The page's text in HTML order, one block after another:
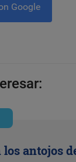
Google
los antojos